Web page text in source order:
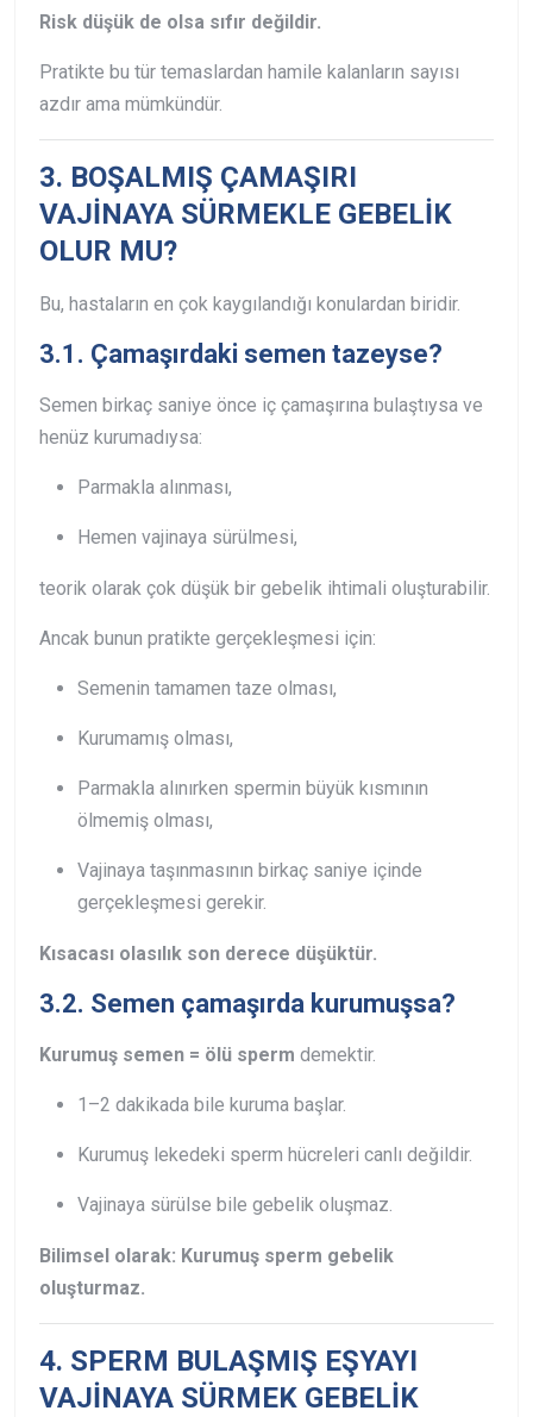
Risk düşük de olsa sıfır değildir.
Pratikte bu tür temaslardan hamile kalanların sayısı
azdır ama mümkündür.
3. BOŞALMIŞ ÇAMAŞIRI
VAJİNAYA SÜRMEKLE GEBELİK
OLUR MU?
Bu, hastaların en çok kaygılandığı konulardan biridir.
3.1. Çamaşırdaki semen tazeyse?
Semen birkaç saniye önce iç çamaşırına bulaştıysa ve
henüz kurumadıysa:
Parmakla alınması,
Hemen vajinaya sürülmesi,
teorik olarak çok düşük bir gebelik ihtimali oluşturabilir.
Ancak bunun pratikte gerçekleşmesi için:
Semenin tamamen taze olması,
Kurumamış olması,
Parmakla alınırken spermin büyük kısmının
ölmemiş olması,
Vajinaya taşınmasının birkaç saniye içinde
gerçekleşmesi gerekir.
Kısacası olasılık son derece düşüktür.
3.2. Semen çamaşırda kurumuşsa?
Kurumuş semen = ölü sperm demektir.
1–2 dakikada bile kuruma başlar.
Kurumuş lekedeki sperm hücreleri canlı değildir.
Vajinaya sürülse bile gebelik oluşmaz.
Bilimsel olarak: Kurumuş sperm gebelik
oluşturmaz.
4. SPERM BULAŞMIŞ EŞYAYI
VAJİNAYA SÜRMEK GEBELİK